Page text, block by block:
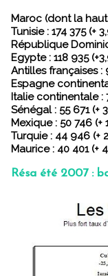
Maroc (dont la
Tunisie : 174 375 (+
République
Egypte : 118 935
Antilles françaises :
Espagne
Italie continentale :
Sénégal : 55 671 (+
Mexique : 50 746 (+
Turquie : 44 946 (+
Maurice : 40 401 (+
Résa été 2007 :